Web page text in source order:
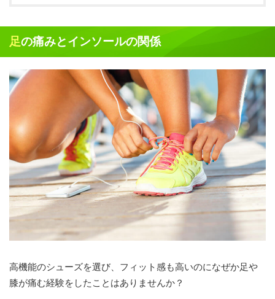
足の痛みとインソールの関係
高機能のシューズを選び、フィット感も高いのになぜか足や
膝が痛む経験をしたことはありませんか？